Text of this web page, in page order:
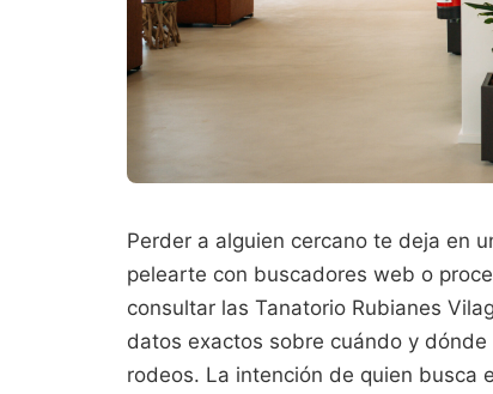
Perder a alguien cercano te deja en
pelearte con buscadores web o
consultar las Tanatorio Rubianes
datos exactos sobre cuándo y
rodeos. La intención de quien busca